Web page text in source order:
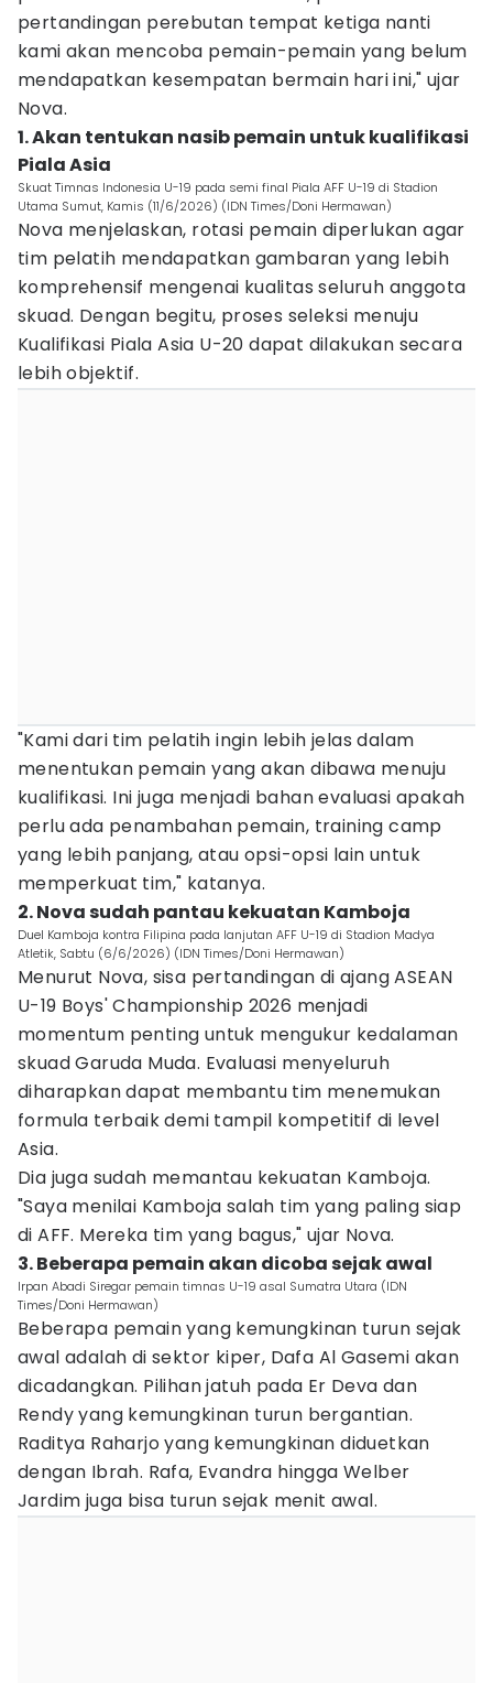
pertandingan perebutan tempat ketiga nanti
kami akan mencoba pemain-pemain yang belum
mendapatkan kesempatan bermain hari ini," ujar
Nova.
1. Akan tentukan nasib pemain untuk kualifikasi
Piala Asia
Skuat Timnas Indonesia U-19 pada semi final Piala AFF U-19 di Stadion
Utama Sumut, Kamis (11/6/2026) (IDN Times/Doni Hermawan)
Nova menjelaskan, rotasi pemain diperlukan agar
tim pelatih mendapatkan gambaran yang lebih
komprehensif mengenai kualitas seluruh anggota
skuad. Dengan begitu, proses seleksi menuju
Kualifikasi Piala Asia U-20 dapat dilakukan secara
lebih objektif.
"Kami dari tim pelatih ingin lebih jelas dalam
menentukan pemain yang akan dibawa menuju
kualifikasi. Ini juga menjadi bahan evaluasi apakah
perlu ada penambahan pemain, training camp
yang lebih panjang, atau opsi-opsi lain untuk
memperkuat tim," katanya.
2. Nova sudah pantau kekuatan Kamboja
Duel Kamboja kontra Filipina pada lanjutan AFF U-19 di Stadion Madya
Atletik, Sabtu (6/6/2026) (IDN Times/Doni Hermawan)
Menurut Nova, sisa pertandingan di ajang ASEAN
U-19 Boys' Championship 2026 menjadi
momentum penting untuk mengukur kedalaman
skuad Garuda Muda. Evaluasi menyeluruh
diharapkan dapat membantu tim menemukan
formula terbaik demi tampil kompetitif di level
Asia.
Dia juga sudah memantau kekuatan Kamboja.
"Saya menilai Kamboja salah tim yang paling siap
di AFF. Mereka tim yang bagus," ujar Nova.
3. Beberapa pemain akan dicoba sejak awal
Irpan Abadi Siregar pemain timnas U-19 asal Sumatra Utara (IDN
Times/Doni Hermawan)
Beberapa pemain yang kemungkinan turun sejak
awal adalah di sektor kiper, Dafa Al Gasemi akan
dicadangkan. Pilihan jatuh pada Er Deva dan
Rendy yang kemungkinan turun bergantian.
Raditya Raharjo yang kemungkinan diduetkan
dengan Ibrah. Rafa, Evandra hingga Welber
Jardim juga bisa turun sejak menit awal.